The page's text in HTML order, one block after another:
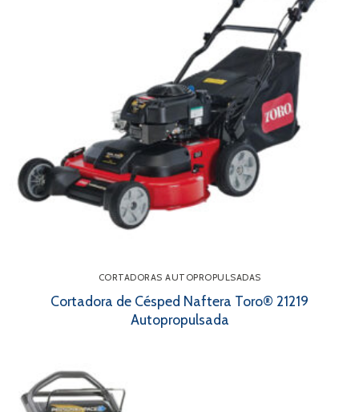
CORTADORAS AUTOPROPULSADAS
Cortadora de Césped Naftera Toro® 21219
Autopropulsada